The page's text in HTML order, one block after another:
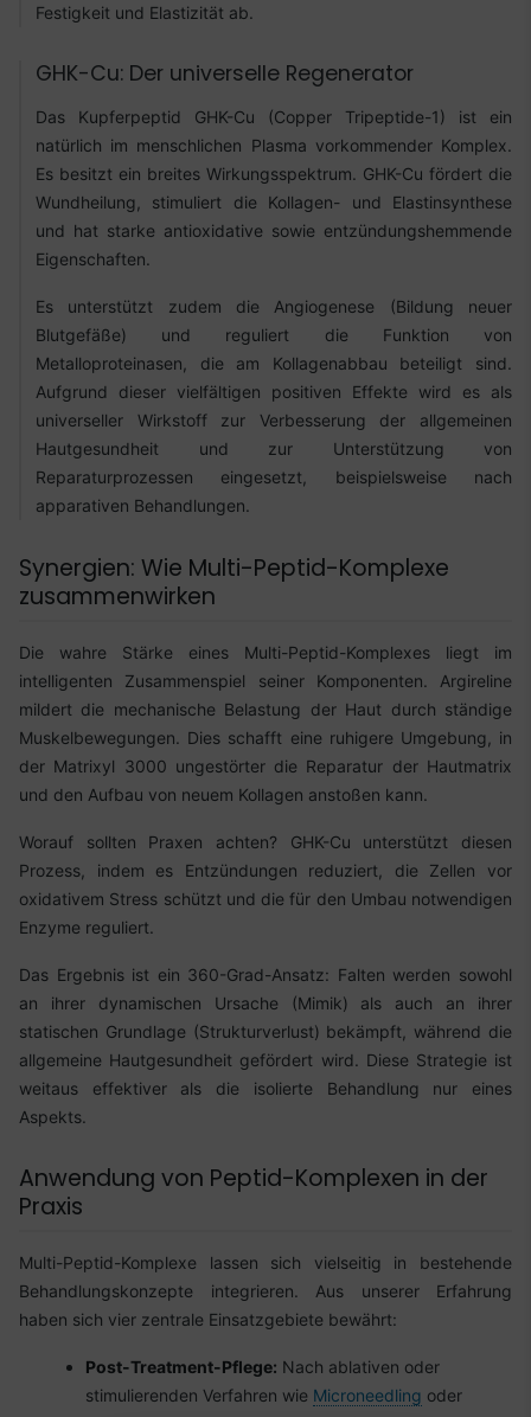
Festigkeit und Elastizität ab.
GHK-Cu: Der universelle Regenerator
Das Kupferpeptid GHK-Cu (Copper Tripeptide-1) ist ein
natürlich im menschlichen Plasma vorkommender Komplex.
Es besitzt ein breites Wirkungsspektrum. GHK-Cu fördert die
Wundheilung, stimuliert die Kollagen- und Elastinsynthese
und hat starke antioxidative sowie entzündungshemmende
Eigenschaften.
Es unterstützt zudem die Angiogenese (Bildung neuer
Blutgefäße) und reguliert die Funktion von
Metalloproteinasen, die am Kollagenabbau beteiligt sind.
Aufgrund dieser vielfältigen positiven Effekte wird es als
universeller Wirkstoff zur Verbesserung der allgemeinen
Hautgesundheit und zur Unterstützung von
Reparaturprozessen eingesetzt, beispielsweise nach
apparativen Behandlungen.
Synergien: Wie Multi-Peptid-Komplexe
zusammenwirken
Die wahre Stärke eines Multi-Peptid-Komplexes liegt im
intelligenten Zusammenspiel seiner Komponenten. Argireline
mildert die mechanische Belastung der Haut durch ständige
Muskelbewegungen. Dies schafft eine ruhigere Umgebung, in
der Matrixyl 3000 ungestörter die Reparatur der Hautmatrix
und den Aufbau von neuem Kollagen anstoßen kann.
Worauf sollten Praxen achten? GHK-Cu unterstützt diesen
Prozess, indem es Entzündungen reduziert, die Zellen vor
oxidativem Stress schützt und die für den Umbau notwendigen
Enzyme reguliert.
Das Ergebnis ist ein 360-Grad-Ansatz: Falten werden sowohl
an ihrer dynamischen Ursache (Mimik) als auch an ihrer
statischen Grundlage (Strukturverlust) bekämpft, während die
allgemeine Hautgesundheit gefördert wird. Diese Strategie ist
weitaus effektiver als die isolierte Behandlung nur eines
Aspekts.
Anwendung von Peptid-Komplexen in der
Praxis
Multi-Peptid-Komplexe lassen sich vielseitig in bestehende
Behandlungskonzepte integrieren. Aus unserer Erfahrung
haben sich vier zentrale Einsatzgebiete bewährt:
Post-Treatment-Pflege: Nach ablativen oder
stimulierenden Verfahren wie Microneedling oder